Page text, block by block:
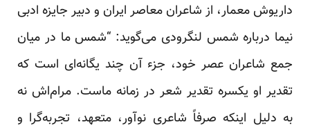
داریوش معمار، از شاعران معاصر ایران و دبیر جایزه ادبی
نیما درباره شمس لنگرودی می‌گوید: “شمس ما در میان
جمع شاعران عصر خود، جزء آن چند یگانه‌ای است که
تقدیر او یکسره تقدیر شعر در زمانه‌ ماست. مرام‌اش نه
به دلیل اینکه صرفاً شاعری نوآور، متعهد، تجربه‌گرا و